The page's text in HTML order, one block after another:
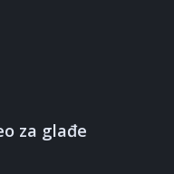
za glađe